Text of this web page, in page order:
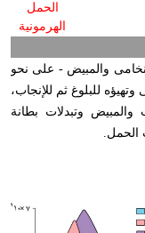
الحمل
الهرمونية
والمبيض - على نحو
للبلوغ ثم للإنجاب،
وتبدلات بطانة
الحمل.